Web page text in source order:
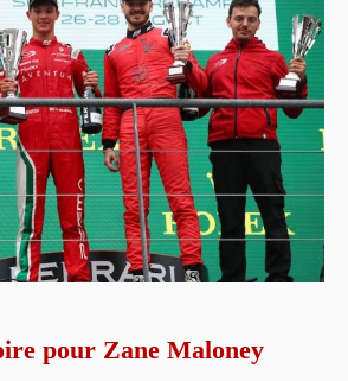
pour Zane Maloney